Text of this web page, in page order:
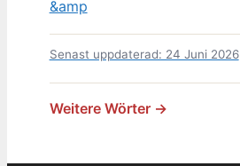
&amp
Senast uppdaterad: 24 Juni 2026
Weitere Wörter →